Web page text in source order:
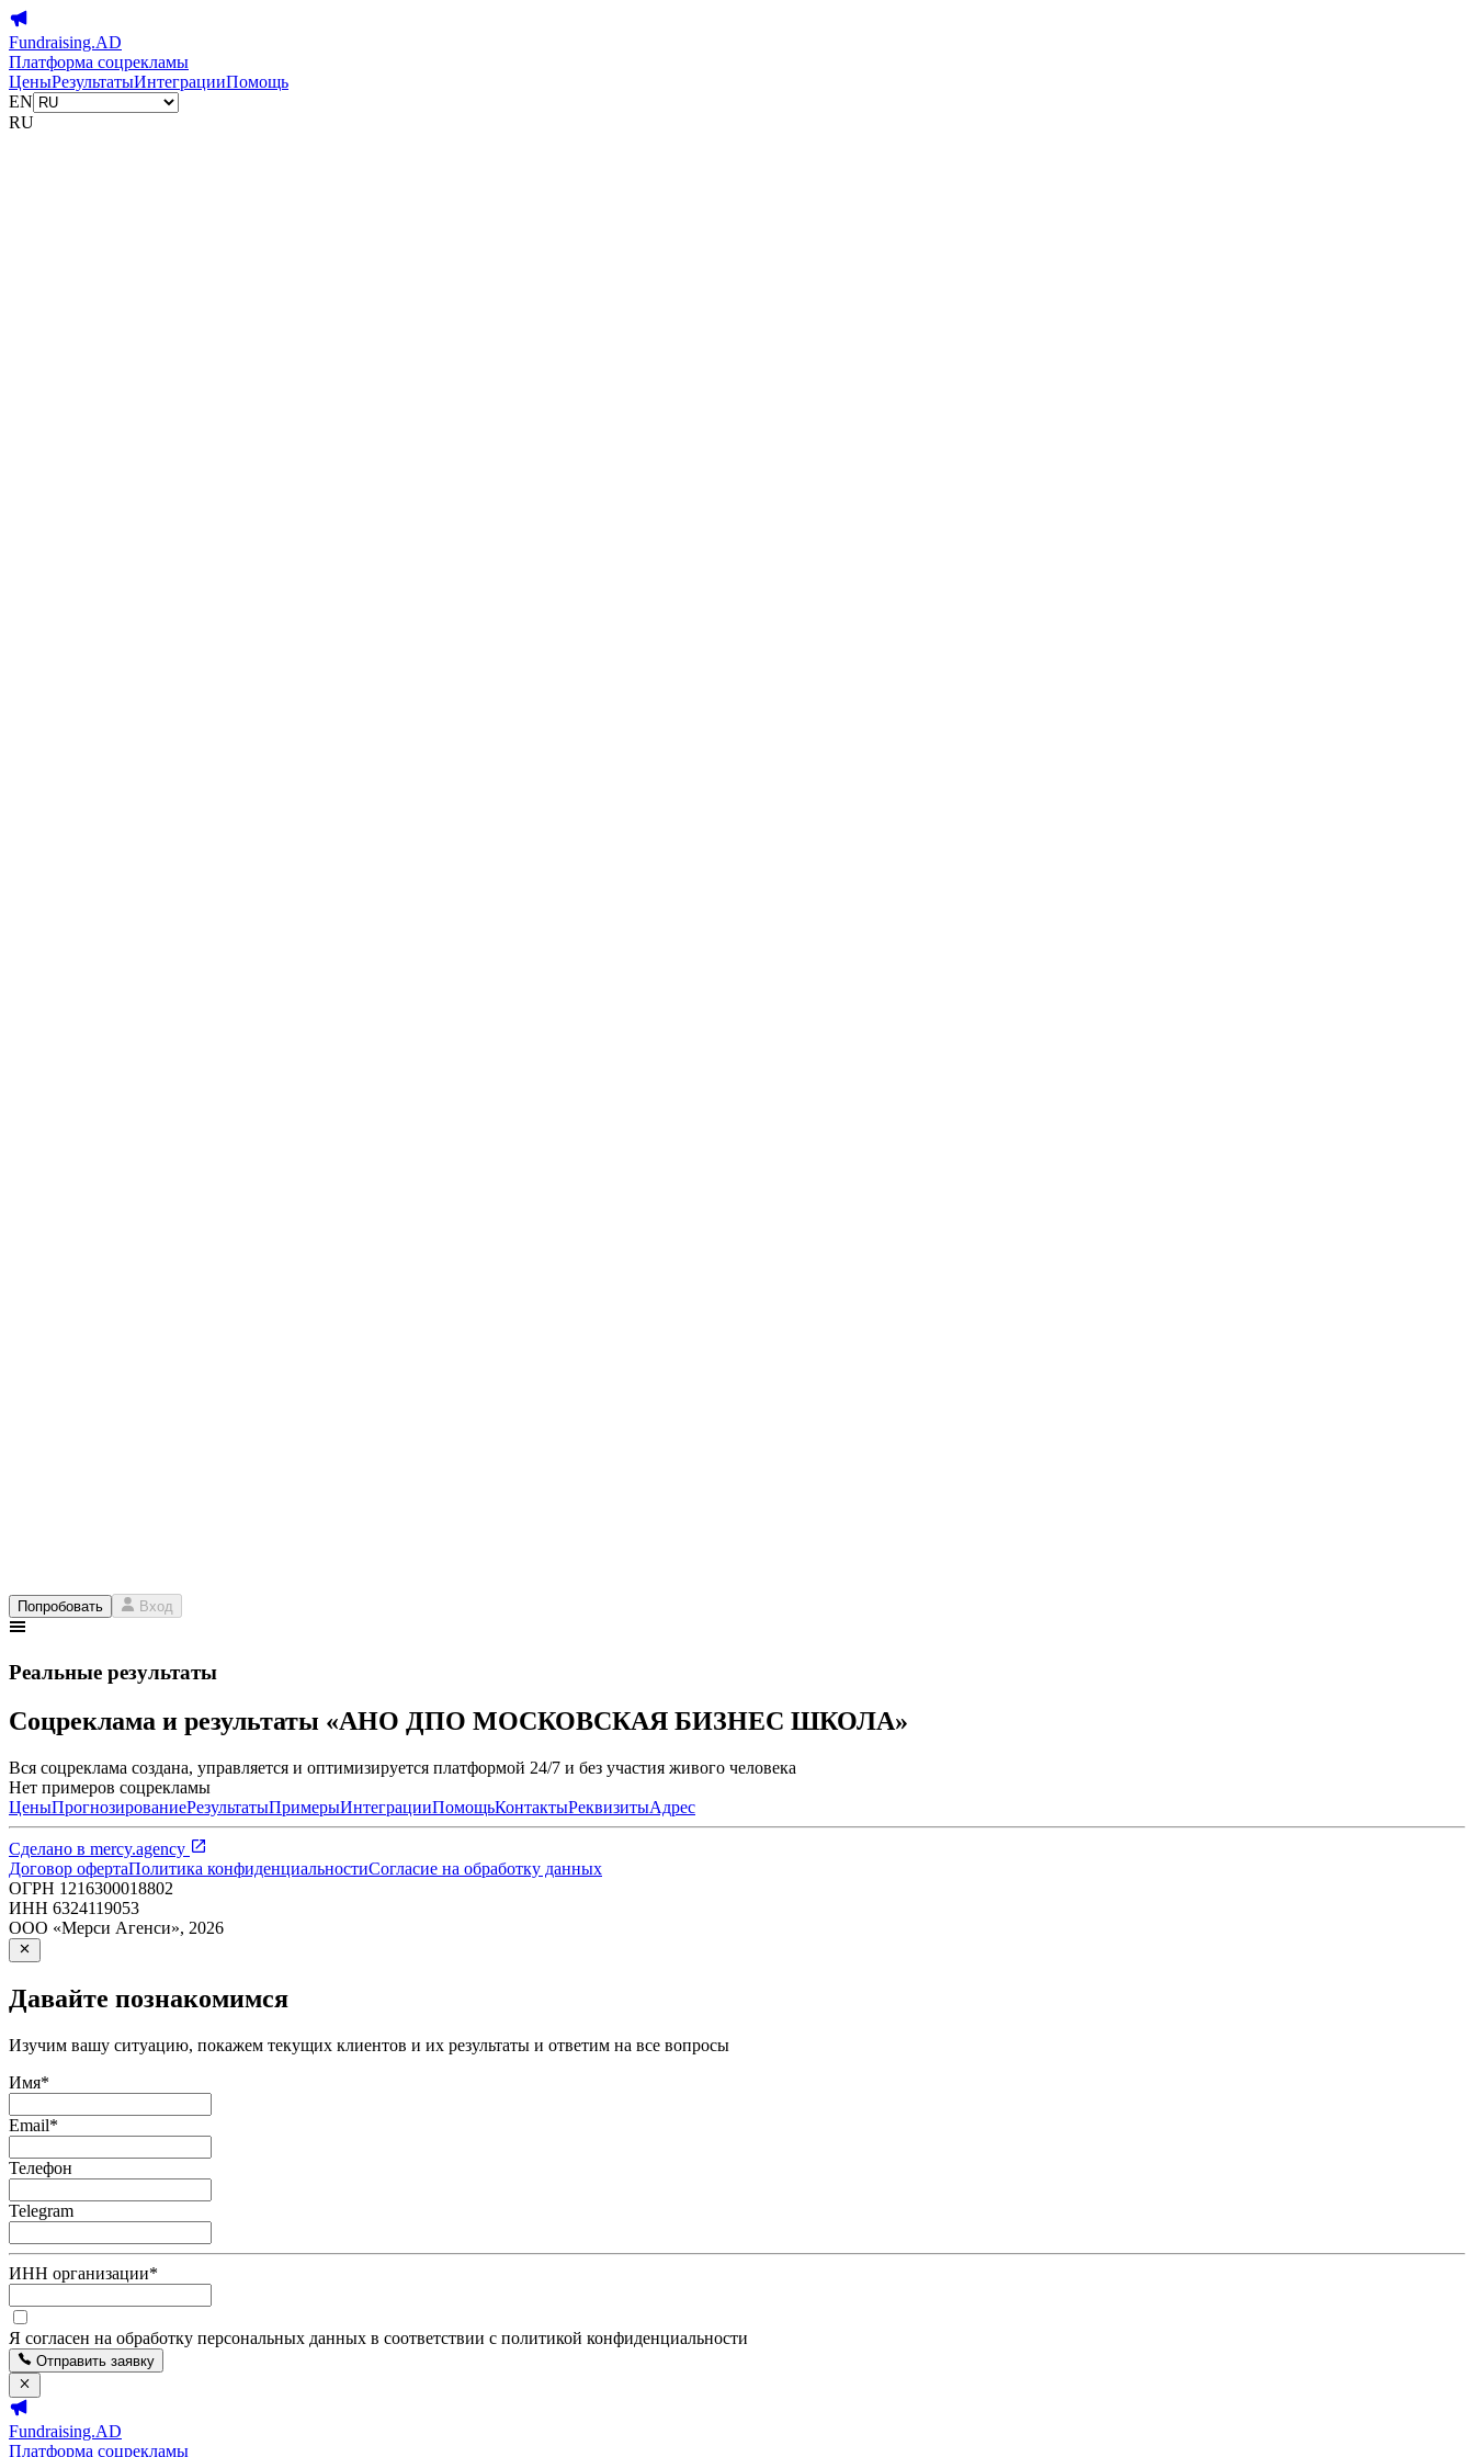
Fundraising.AD
Платформа соцрекламы
ЦеныРезультатыИнтеграцииПомощь
EN
RU
Попробовать Вход
Реальные результаты
Соцреклама и результаты «АНО ДПО МОСКОВСКАЯ БИЗНЕС ШКОЛА»
Вся соцреклама создана, управляется и оптимизируется платформой 24/7 и без участия живого человека
Нет примеров соцрекламы
ЦеныПрогнозированиеРезультатыПримерыИнтеграцииПомощьКонтактыРеквизитыАдрес
Сделано в mercy.agency
Договор офертаПолитика конфиденциальностиСогласие на обработку данных
ОГРН 1216300018802
ИНН 6324119053
ООО «Мерси Агенси», 2026
Давайте познакомимся
Изучим вашу ситуацию, покажем текущих клиентов и их результаты и ответим на все вопросы
Имя*
Email*
Телефон
Telegram
ИНН организации*
Я согласен на обработку персональных данных в соответствии с политикой конфиденциальности
Отправить заявку
Fundraising.AD
Платформа соцрекламы